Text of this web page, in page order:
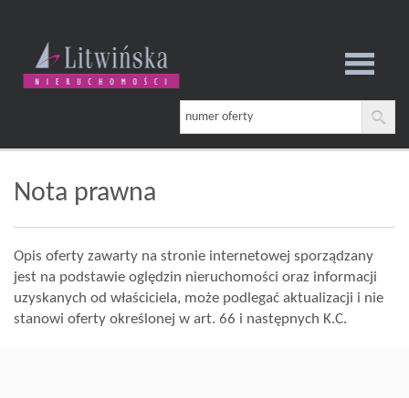
Strona
O
firmie
Nota prawna
Opis oferty zawarty na stronie internetowej sporządzany
jest na podstawie oględzin nieruchomości oraz informacji
uzyskanych od właściciela, może podlegać aktualizacji i nie
stanowi oferty określonej w art. 66 i następnych K.C.